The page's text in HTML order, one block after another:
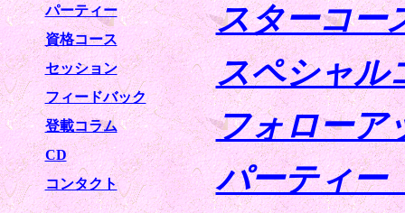
パーティー
資格コース
セッション
フィードバック
登載コラム
CD
コンタクト
スターコー
スペシャル
フォローア
パーティー